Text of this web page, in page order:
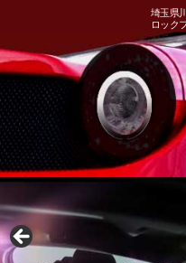
埼玉県
ロック